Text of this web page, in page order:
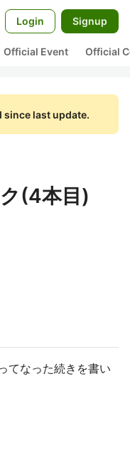
Login Signup
Official Event Official
since last update.
(4本目)
てなった続きを書い